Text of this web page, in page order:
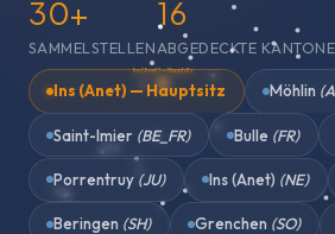
Ins (Anet) — Hauptsitz
30+
SAMMELSTELLEN
16
ABGEDECKTE KANTONE
Ins (Anet) — Hauptsitz Möhlin
Saint-Imier (BE_FR) Bulle (FR)
Porrentruy (JU) Ins (Anet) (NE)
Beringen (SH) Grenchen (SO)